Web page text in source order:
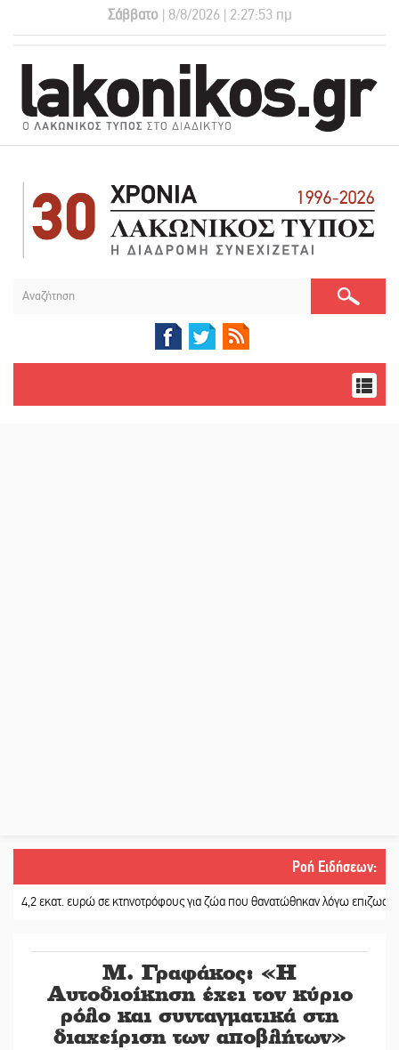
Σάββατο| 8/8/2026 | 2:27:53 πμ
Ροή Ειδήσεων:
εκατ. ευρώ σε κτηνοτρόφους για ζώα που θανατώθηκαν λόγω επιζωοτιών
Μ. Γραφάκος: «Η
Αυτοδιοίκηση έχει τον κύριο
ρόλο και συνταγματικά στη
διαχείριση των αποβλήτων»